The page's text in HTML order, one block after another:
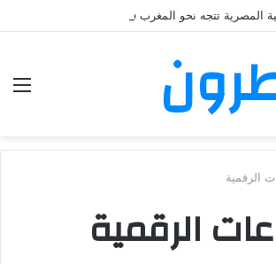
المصرية تتجه نحو المغرب في حملة توسع جديدة
الرقمية
الرقمية